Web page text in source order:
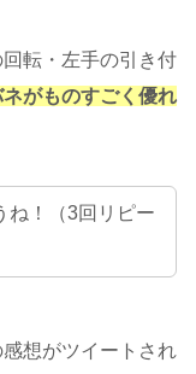
転・左手の引き付
がものすごく優れ
ね！（3回リピー
想がツイートされ